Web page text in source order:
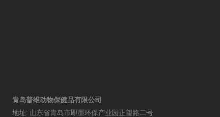
青岛普维动物保健品有限公司
地址: 山东省青岛市即墨环保产业园正望路二号